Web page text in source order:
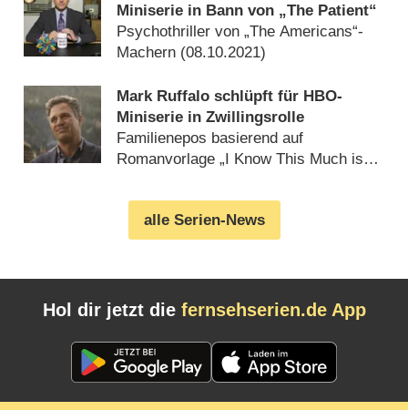
Miniserie in Bann von „The Patient“
Psychothriller von „The Americans“-
Machern (08.10.2021)
Mark Ruffalo schlüpft für HBO-
Miniserie in Zwillingsrolle
Familienepos basierend auf
Romanvorlage „I Know This Much is
alle Serien-News
Hol dir jetzt die fernsehserien.de App